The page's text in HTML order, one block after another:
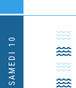
SAMEDI 10